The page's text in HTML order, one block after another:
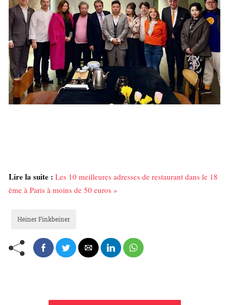
Lire la suite : Les 10 meilleures adresses de restaurant dans le 18
ème à Paris à moins de 50 euros »
Heiner Finkbeiner